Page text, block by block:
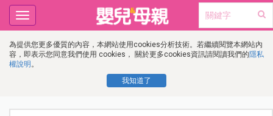
為提供您更多優質的內容，本網站使用cookies分析技術。若繼續閱覽本網站內
容，即表示您同意我們使用 cookies， 關於更多cookies資訊請閱讀我們的隱私
權說明 。
我知道了
Toggle
navigation